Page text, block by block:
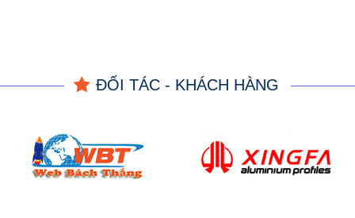
ĐỐI TÁC - KHÁCH HÀNG